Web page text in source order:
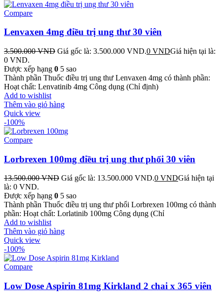
Compare
Lenvaxen 4mg điều trị ung thư 30 viên
3.500.000VND Giá gốc là: 3.500.000 VND.0 VNDGiá hiện tại là:
0 VND.
Được xếp hạng 0 5 sao
Thành phần Thuốc điều trị ung thư Lenvaxen 4mg có thành phần:
Hoạt chất: Lenvatinib 4mg Công dụng (Chỉ định)
Add to wishlist
Thêm vào giỏ hàng
Quick view
-100%
Compare
Lorbrexen 100mg điều trị ung thư phổi 30 viên
13.500.000VND Giá gốc là: 13.500.000 VND.0 VNDGiá hiện tại
là: 0 VND.
Được xếp hạng 0 5 sao
Thành phần Thuốc điều trị ung thư phổi Lorbrexen 100mg có thành
phần: Hoạt chất: Lorlatinib 100mg Công dụng (Chỉ
Add to wishlist
Thêm vào giỏ hàng
Quick view
-100%
Compare
Low Dose Aspirin 81mg Kirkland 2 chai x 365 viên